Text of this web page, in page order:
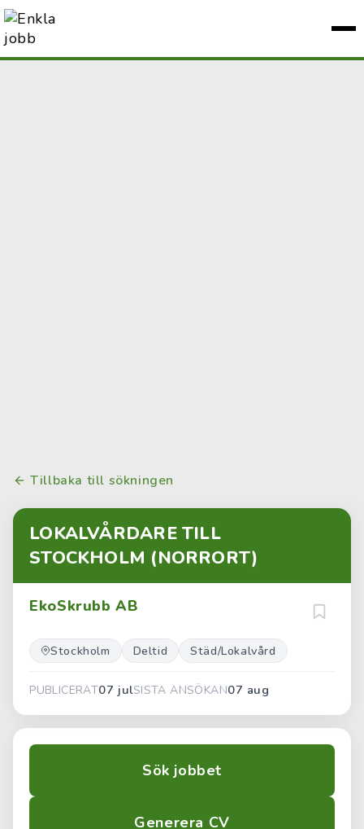
Tillbaka till sökningen
LOKALVÅRDARE TILL
STOCKHOLM (NORRORT)
EkoSkrubb AB
Stockholm Deltid Städ/Lokalvård
PUBLICERAT07 julSISTA ANSÖKAN07 aug
Sök jobbet
Generera CV